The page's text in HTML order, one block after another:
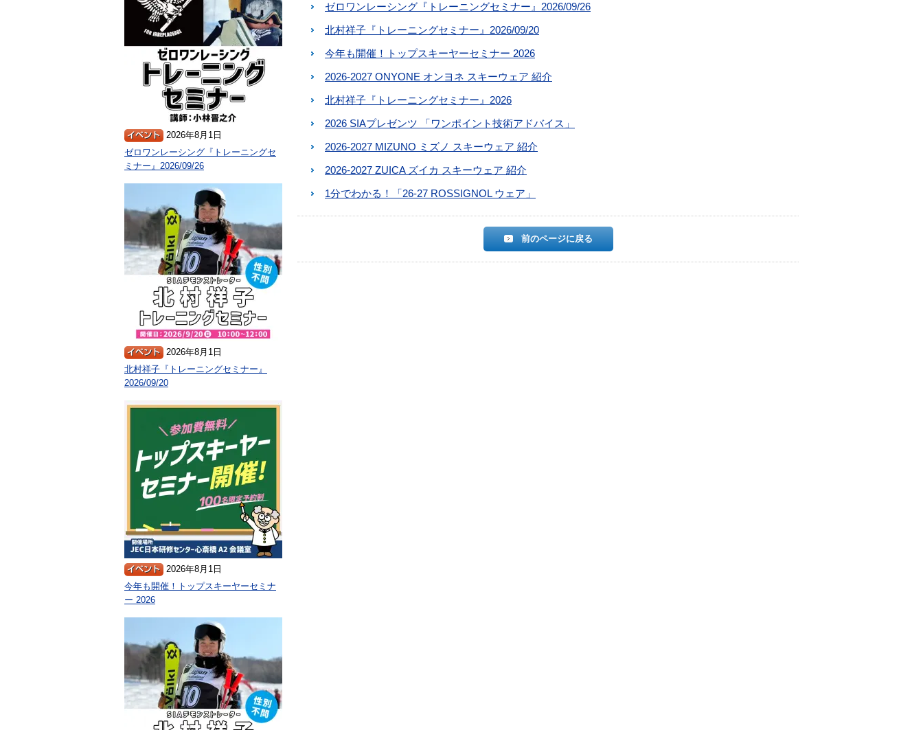
ゼロワンレーシング『トレーニングセミナー』2026/09/26
北村祥子『トレーニングセミナー』2026/09/20
今年も開催！トップスキーヤーセミナー 2026
2026-2027 ONYONE オンヨネ スキーウェア 紹介
北村祥子『トレーニングセミナー』2026
2026 SIAプレゼンツ 「ワンポイント技術アドバイス」
2026-2027 MIZUNO ミズノ スキーウェア 紹介
2026-2027 ZUICA ズイカ スキーウェア 紹介
1分でわかる！「26-27 ROSSIGNOL ウェア」
前のページに戻る
2026年8月1日
ゼロワンレーシング『トレーニングセ
ミナー』2026/09/26
2026年8月1日
北村祥子『トレーニングセミナー』
2026/09/20
2026年8月1日
今年も開催！トップスキーヤーセミナ
ー 2026